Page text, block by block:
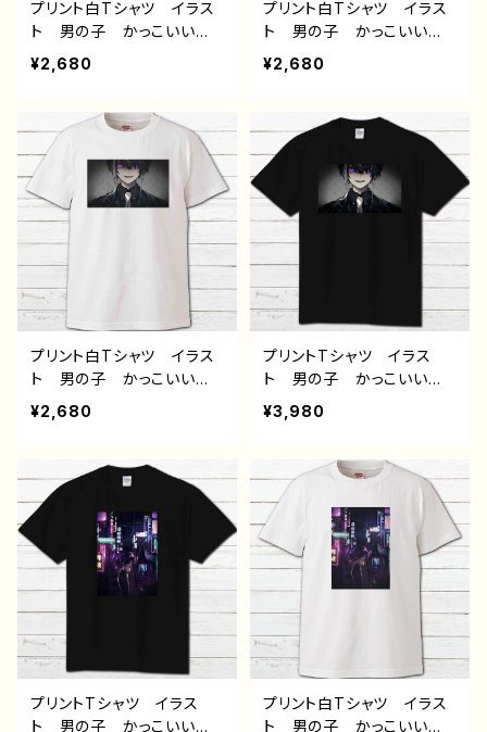
プリント白Tシャツ イラス
ト 男の子 かっこいい
イケメン 少年 おしゃ
れ エモい 病みかわい
白髪 銀髪 ピアス メン
ズ レディース おしゃ
れ 個性的 おすすめ 人
気 イラストレーター 絵
師 クリエイター 白 半
袖シャツ デザイン コラ
ボ オリジナル デザイ
ン グッズ タイトル：黒野
京デザイン31 作：黒野京
¥2,680
プリント白Tシャツ イラス
ト 男の子 かっこいい
イケメン 少年 おしゃ
れ エモい 病みかわい
黒髪 スーツ ピアス メ
ンズ レディース おしゃ
れ 個性的 おすすめ 人
気 イラストレーター 絵
師 クリエイター 白 半
京デザイン32 作：黒野京
¥2,680
プリント白Tシャツ イラス
ト 男の子 かっこいい
イケメン 少年 おしゃ
れ エモい 病みかわい
黒髪 メッシュ 白髪 銀
髪 スーツ ピアス メン
ズ レディース おしゃ
れ 個性的 おすすめ 人
気 イラストレーター 絵
師 クリエイター 白 半
ン グッズ タイトル：黒野
京デザイン34 作：黒野京
¥2,680
プリントTシャツ イラス
ト 男の子 かっこいい
イケメン 少年 おしゃ
れ エモい 病みかわい
黒髪 メッシュ 白髪 銀
髪 スーツ ピアス メン
ズ レディース おしゃ
れ 個性的 おすすめ 人
気 イラストレーター 絵
師 クリエイター 黒 半
袖シャツ デザイン コラ
ボ オリジナル デザイ
ン グッズ タイトル：黒野
京デザイン34 作：黒野京
¥3,980
プリントTシャツ イラス
ト 男の子 かっこいい
プリント白Tシャツ イラス
ト 男の子 かっこいい